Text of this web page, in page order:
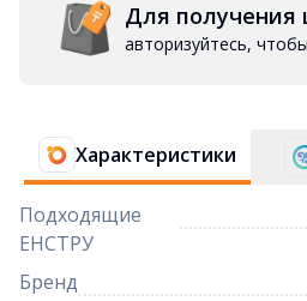
Для получения
авторизуйтесь,
Характеристики
Подходящие
ЕНСТРУ
Бренд